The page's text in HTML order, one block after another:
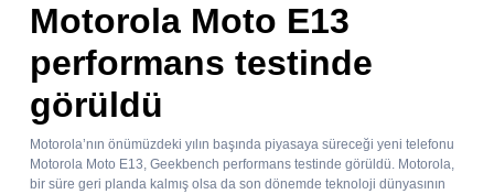
Motorola Moto E13
performans testinde
görüldü
Motorola’nın önümüzdeki yılın başında piyasaya süreceği yeni telefonu
Motorola Moto E13, Geekbench performans testinde görüldü. Motorola,
bir süre geri planda kalmış olsa da son dönemde teknoloji dünyasının